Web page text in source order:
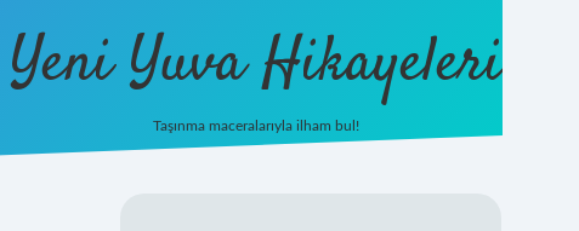
Yeni Yuva Hikayeleri
Taşınma maceralarıyla ilham bul!